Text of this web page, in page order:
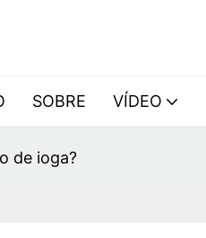
SOBRE VÍDEO
de ioga?